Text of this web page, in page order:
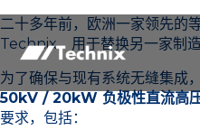
二十多年前，欧洲一家领先的
Technix，用于替换另一家制
为了确保与现有系统无缝集成
50kV / 20kW 负极性直流高
要求，包括：